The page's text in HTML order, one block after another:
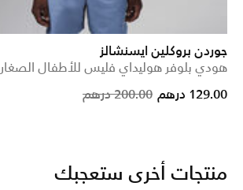
جوردن بروكلين ايسنشالز
هودي بلوفر هوليداي فليس للأطفال الصغار
Price reduced from
200.00 درهم
to 129.00 درهم
منتجات أخرى ستعجبك